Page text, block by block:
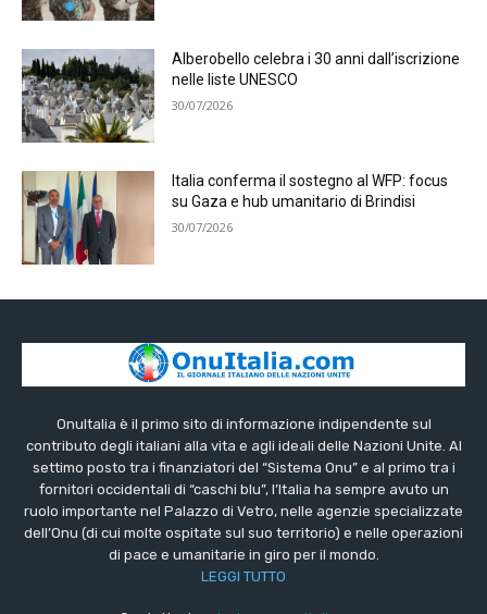
Alberobello celebra i 30 anni dall’iscrizione
nelle liste UNESCO
30/07/2026
Italia conferma il sostegno al WFP: focus
su Gaza e hub umanitario di Brindisi
30/07/2026
OnuItalia è il primo sito di informazione indipendente sul
contributo degli italiani alla vita e agli ideali delle Nazioni Unite. Al
settimo posto tra i finanziatori del “Sistema Onu” e al primo tra i
fornitori occidentali di “caschi blu”, l’Italia ha sempre avuto un
ruolo importante nel Palazzo di Vetro, nelle agenzie specializzate
dell’Onu (di cui molte ospitate sul suo territorio) e nelle operazioni
di pace e umanitarie in giro per il mondo.
LEGGI TUTTO